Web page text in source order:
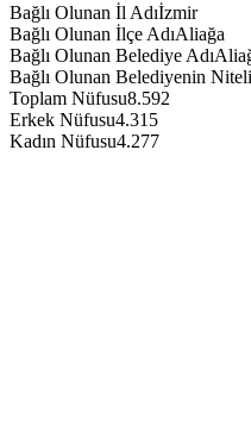
Bağlı Olunan İl Adıİzmir
Bağlı Olunan İlçe AdıAliağa
Bağlı Olunan Belediye Adı
Bağlı Olunan Belediyenin
Toplam Nüfusu8.592
Erkek Nüfusu4.315
Kadın Nüfusu4.277